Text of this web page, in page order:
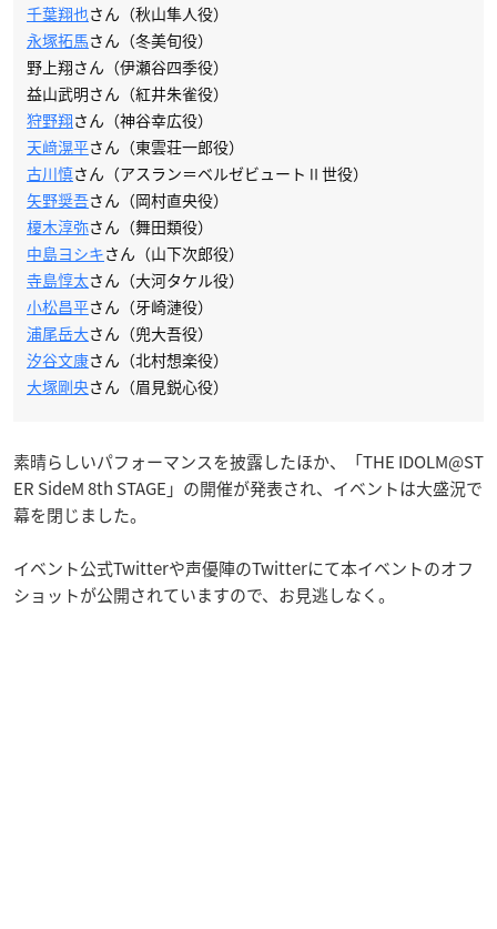
千葉翔也さん（秋山隼人役）
永塚拓馬さん（冬美旬役）
野上翔さん（伊瀬谷四季役）
益山武明さん（紅井朱雀役）
狩野翔さん（神谷幸広役）
天﨑滉平さん（東雲荘一郎役）
古川慎さん（アスラン＝ベルゼビュートⅡ世役）
矢野奨吾さん（岡村直央役）
榎木淳弥さん（舞田類役）
中島ヨシキさん（山下次郎役）
寺島惇太さん（大河タケル役）
小松昌平さん（牙崎漣役）
浦尾岳大さん（兜大吾役）
汐谷文康さん（北村想楽役）
大塚剛央さん（眉見鋭心役）
素晴らしいパフォーマンスを披露したほか、「THE IDOLM@ST
ER SideM 8th STAGE」の開催が発表され、イベントは大盛況で
幕を閉じました。
イベント公式Twitterや声優陣のTwitterにて本イベントのオフ
ショットが公開されていますので、お見逃しなく。